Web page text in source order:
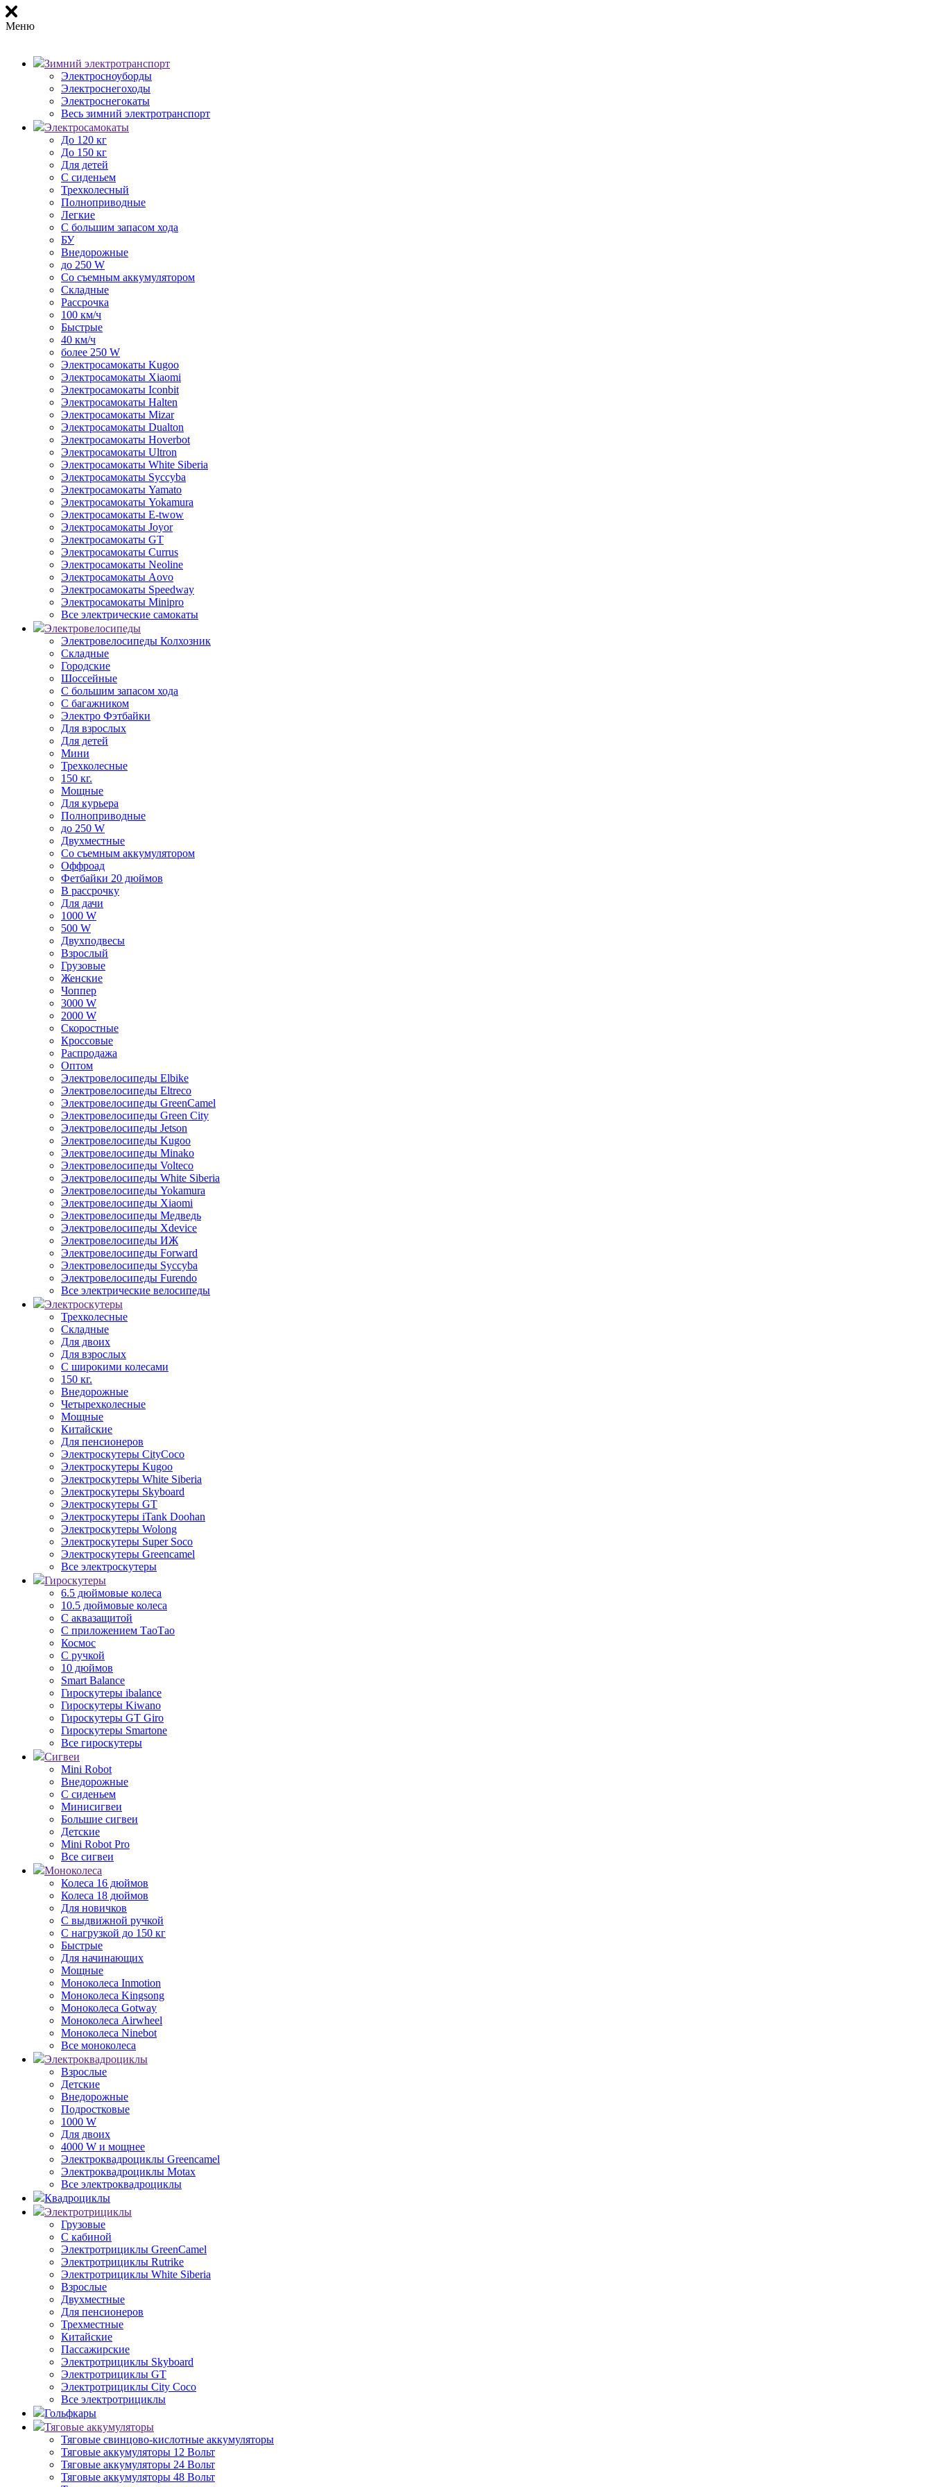
Меню
Зимний электротранспорт
Электросноуборды
Электроснегоходы
Электроснегокаты
Весь зимний электротранспорт
Электросамокаты
До 120 кг
До 150 кг
Для детей
С сиденьем
Трехколесный
Полноприводные
Легкие
С большим запасом хода
БУ
Внедорожные
до 250 W
Со съемным аккумулятором
Складные
Рассрочка
100 км/ч
Быстрые
40 км/ч
более 250 W
Электросамокаты Kugoo
Электросамокаты Xiaomi
Электросамокаты Iconbit
Электросамокаты Halten
Электросамокаты Mizar
Электросамокаты Dualton
Электросамокаты Hoverbot
Электросамокаты Ultron
Электросамокаты White Siberia
Электросамокаты Syccyba
Электросамокаты Yamato
Электросамокаты Yokamura
Электросамокаты E-twow
Электросамокаты Joyor
Электросамокаты GT
Электросамокаты Currus
Электросамокаты Neoline
Электросамокаты Aovo
Электросамокаты Speedway
Электросамокаты Minipro
Все электрические самокаты
Электровелосипеды
Электровелосипеды Колхозник
Складные
Городские
Шоссейные
С большим запасом хода
С багажником
Электро Фэтбайки
Для взрослых
Для детей
Мини
Трехколесные
150 кг.
Мощные
Для курьера
Полноприводные
до 250 W
Двухместные
Со съемным аккумулятором
Оффроад
Фетбайки 20 дюймов
В рассрочку
Для дачи
1000 W
500 W
Двухподвесы
Взрослый
Грузовые
Женские
Чоппер
3000 W
2000 W
Скоростные
Кроссовые
Распродажа
Оптом
Электровелосипеды Elbike
Электровелосипеды Eltreco
Электровелосипеды GreenCamel
Электровелосипеды Green City
Электровелосипеды Jetson
Электровелосипеды Kugoo
Электровелосипеды Minako
Электровелосипеды Volteco
Электровелосипеды White Siberia
Электровелосипеды Yokamura
Электровелосипеды Xiaomi
Электровелосипеды Медведь
Электровелосипеды Xdevice
Электровелосипеды ИЖ
Электровелосипеды Forward
Электровелосипеды Syccyba
Электровелосипеды Furendo
Все электрические велосипеды
Электроскутеры
Трехколесные
Складные
Для двоих
Для взрослых
С широкими колесами
150 кг.
Внедорожные
Четырехколесные
Мощные
Китайские
Для пенсионеров
Электроскутеры CityCoco
Электроскутеры Kugoo
Электроскутеры White Siberia
Электроскутеры Skyboard
Электроскутеры GT
Электроскутеры iTank Doohan
Электроскутеры Wolong
Электроскутеры Super Soco
Электроскутеры Greencamel
Все электроскутеры
Гироскутеры
6.5 дюймовые колеса
10.5 дюймовые колеса
С аквазащитой
С приложением ТаоТао
Космос
С ручкой
10 дюймов
Smart Balance
Гироскутеры ibalance
Гироскутеры Kiwano
Гироскутеры GT Giro
Гироскутеры Smartone
Все гироскутеры
Сигвеи
Mini Robot
Внедорожные
С сиденьем
Минисигвеи
Большие сигвеи
Детские
Mini Robot Pro
Все сигвеи
Моноколеса
Колеса 16 дюймов
Колеса 18 дюймов
Для новичков
С выдвижной ручкой
С нагрузкой до 150 кг
Быстрые
Для начинающих
Мощные
Моноколеса Inmotion
Моноколеса Kingsong
Моноколеса Gotway
Моноколеса Airwheel
Моноколеса Ninebot
Все моноколеса
Электроквадроциклы
Взрослые
Детские
Внедорожные
Подростковые
1000 W
Для двоих
4000 W и мощнее
Электроквадроциклы Greencamel
Электроквадроциклы Motax
Все электроквадроциклы
Квадроциклы
Электротрициклы
Грузовые
С кабиной
Электротрициклы GreenCamel
Электротрициклы Rutrike
Электротрициклы White Siberia
Взрослые
Двухместные
Для пенсионеров
Трехместные
Китайские
Пассажирские
Электротрициклы Skyboard
Электротрициклы GT
Электротрициклы City Coco
Все электротрициклы
Гольфкары
Тяговые аккумуляторы
Тяговые свинцово-кислотные аккумуляторы
Тяговые аккумуляторы 12 Вольт
Тяговые аккумуляторы 24 Вольт
Тяговые аккумуляторы 48 Вольт